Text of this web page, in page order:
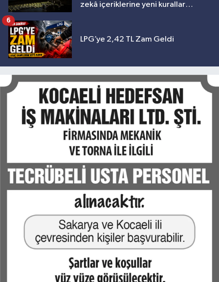
zekâ içeriklerine yeni kurallar
LPG’ye 2,42 TL Zam Geldi
6